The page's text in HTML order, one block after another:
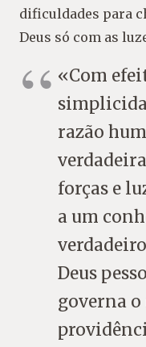
dificuldades para
Deus só com as
«Com
razão
forças e
a um
Deus
governa